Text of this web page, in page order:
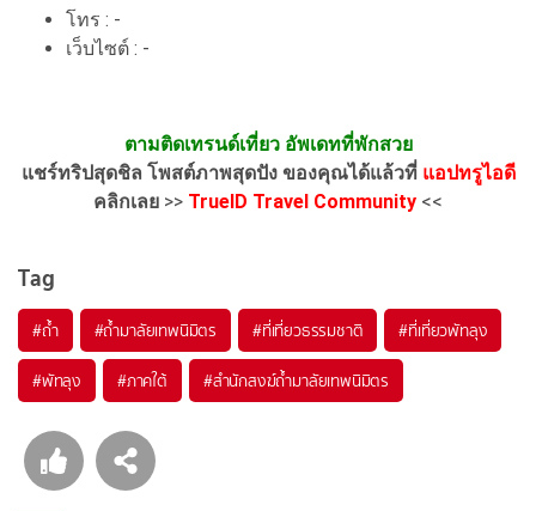
โทร : -
เว็บไซต์ : -
ตามติดเทรนด์เที่ยว อัพเดทที่พักสวย
แชร์ทริปสุดชิล โพสต์ภาพสุดปัง ของคุณได้แล้วที่ แอปทรูไอดี
คลิกเลย >> TrueID Travel Community <<
Tag
#ถ้ำ #ถ้ำมาลัยเทพนิมิตร #ที่เที่ยวธรรมชาติ #ที่เที่ยวพัทลุง
#พัทลุง #ภาคใต้ #สำนักสงฆ์ถ้ำมาลัยเทพนิมิตร